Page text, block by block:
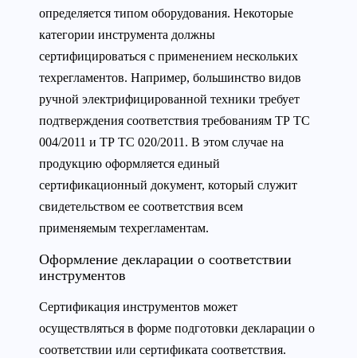
определяется типом оборудования. Некоторые
категории инструмента должны
сертифицироваться с применением нескольких
техрегламентов. Например, большинство видов
ручной электрифицированной техники требует
подтверждения соответствия требованиям ТР ТС
004/2011 и ТР ТС 020/2011. В этом случае на
продукцию оформляется единый
сертификационный документ, который служит
свидетельством ее соответствия всем
применяемым техрегламентам.
Оформление декларации о соответствии
инструментов
Сертификация инструментов может
осуществляться в форме подготовки декларации о
соответствии или сертификата соответствия.